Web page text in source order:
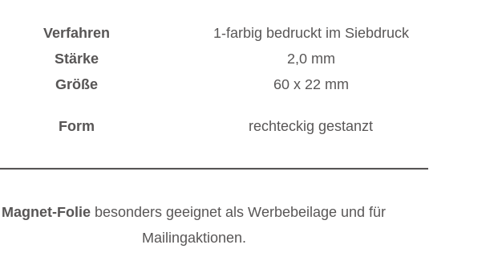
Verfahren
1-farbig bedruckt im Siebdruck
Stärke
2,0 mm
Größe
Form
60 x 22 mm
rechteckig gestanzt
Magnet-Folie besonders geeignet als Werbebeilage und für
Mailingaktionen.